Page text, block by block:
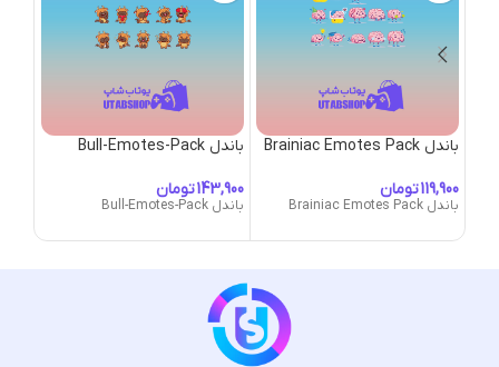
باندل Brainiac Emotes Pack
تومان
باندل Brainiac Emotes Pack
باندل Bull-Emotes-Pack
تومان
باندل Bull-Emotes-Pack